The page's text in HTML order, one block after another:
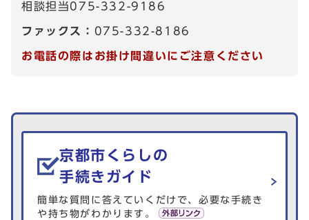
相談担当075-332-9186
ファックス： 075-332-8186
お電話の際はお掛け間違いにご注意ください
生活情報を探す
京都市くらしの
手続きガイド
簡単な質問に答えていくだけで、必要な手続き
や持ち物がわかります。